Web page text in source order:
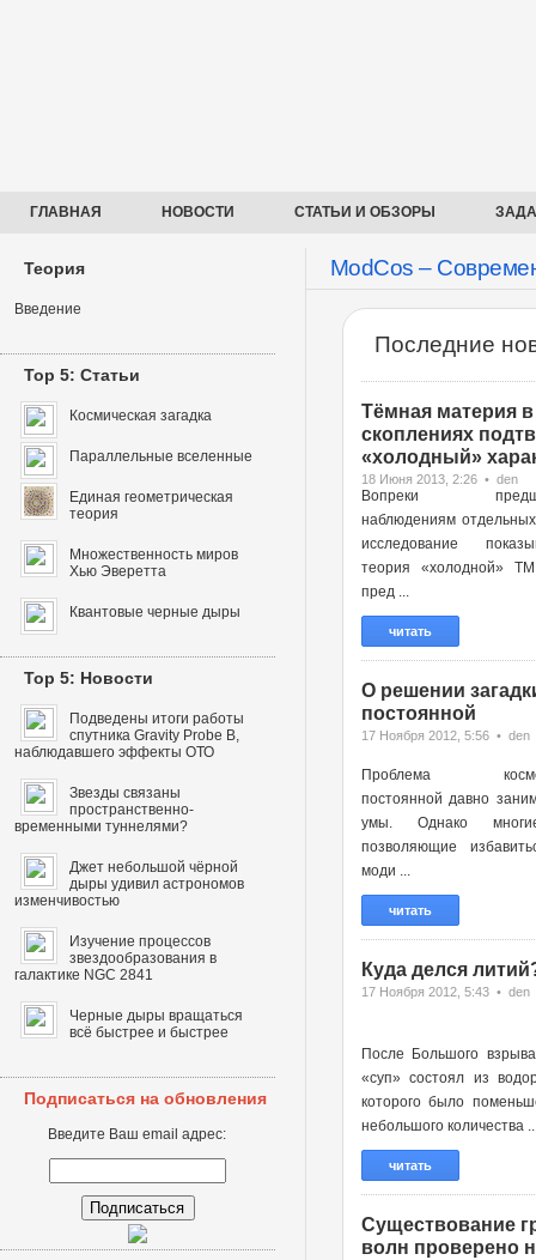
ГЛАВНАЯ НОВОСТИ СТАТЬИ И ОБЗОРЫ
ModCos –
Последние
Тёмная материя в
скоплениях
«холодный»
18 Июня 2013, 2:26 • den
Вопреки
наблюдениям
исследование
теория «холодной»
пред ...
читать
О решении
постоянной
17 Ноября 2012, 5:56 • den
Проблема
постоянной давно
умы. Однако
позволяющие
моди ...
читать
Куда делся
17 Ноября 2012, 5:43 • den
После Большого
«суп» состоял из
которого было
небольшого количества
читать
Существование
волн проверено
Теория
Введение
Top 5: Статьи
Космическая загадка
Параллельные вселенные
Единая геометрическая
теория
Множественность миров
Хью Эверетта
Квантовые черные дыры
Top 5: Новости
Подведены итоги работы
спутника Gravity Probe B,
наблюдавшего эффекты ОТО
Звезды связаны
пространственно-
временными туннелями?
Джет небольшой чёрной
дыры удивил астрономов
изменчивостью
Изучение процессов
звездообразования в
галактике NGC 2841
Черные дыры вращаться
всё быстрее и быстрее
Подписаться на обновления
Введите Ваш email адрес: